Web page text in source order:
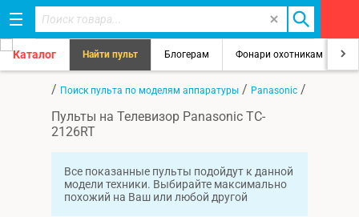
Каталог Найти пульт Блогерам Фонари охотникам
/ Поиск пульта по моделям аппаратуры / Panasonic /
Пульты на Телевизор Panasonic TC-
2126RT
Все показанные пульты подойдут к данной
модели техники. Выбирайте максимально
похожий на Ваш или любой другой